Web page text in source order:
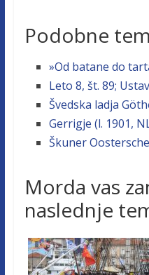
Podobne
»Od batane do
Leto 8, št. 89;
Švedska ladja
Gerrigje (l. 1901,
Škuner
Morda vas
naslednje